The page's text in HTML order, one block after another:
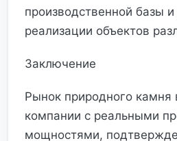
производственной базы
реализации объектов
Заключение
Рынок природного
компании с реальными
мощностями,